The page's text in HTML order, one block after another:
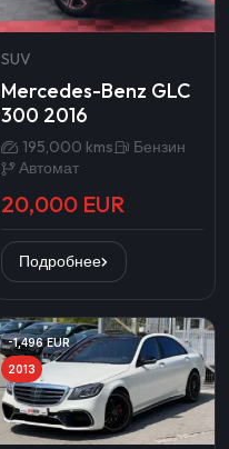
SUV
Mercedes-Benz GLC
300 2016
195,000 kms
Бензин
Автомат
20,000 EUR
Подробнее
-1,496 EUR
2013